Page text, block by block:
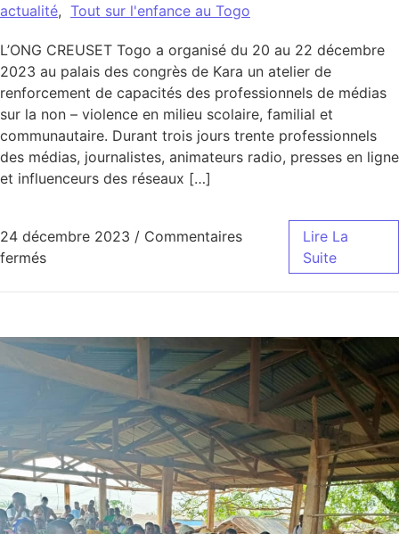
actualité, Tout sur l'enfance au Togo
L’ONG CREUSET Togo a organisé du 20 au 22 décembre
2023 au palais des congrès de Kara un atelier de
renforcement de capacités des professionnels de médias
sur la non – violence en milieu scolaire, familial et
communautaire. Durant trois jours trente professionnels
des médias, journalistes, animateurs radio, presses en ligne
et influenceurs des réseaux […]
24 décembre 2023 / Commentaires
ferméssur Les professionnels des médias aborde la
Lire La
Suite